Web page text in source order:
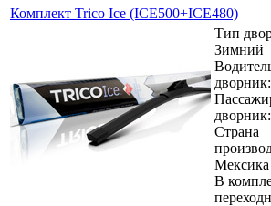
Комплект Trico Ice (ICE500+ICE480)
Тип
Зимний
Страна
Мексика
В